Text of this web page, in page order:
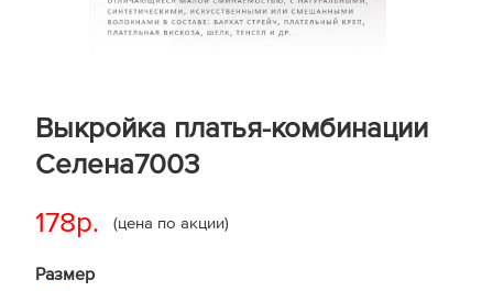
Выкройка платья-комбинации
Селена7003
178р. (цена по акции)
Размер